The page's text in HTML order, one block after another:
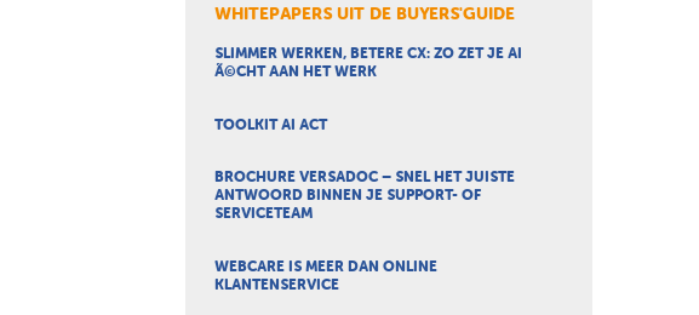
WHITEPAPERS UIT DE BUYERS'GUIDE
SLIMMER WERKEN, BETERE CX: ZO ZET JE AI
Ã©CHT AAN HET WERK
TOOLKIT AI ACT
BROCHURE VERSADOC – SNEL HET JUISTE
ANTWOORD BINNEN JE SUPPORT- OF
SERVICETEAM
WEBCARE IS MEER DAN ONLINE
KLANTENSERVICE